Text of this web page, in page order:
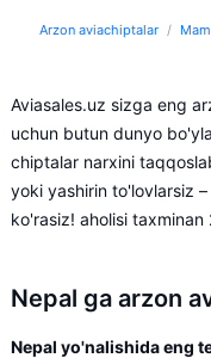
Arzon aviachiptalar
Aviasales.uz sizga eng
uchun butun dunyo
chiptalar narxini
yoki yashirin to'lovlarsiz
Nepal ga arzon
Nepal yo'nalishida eng